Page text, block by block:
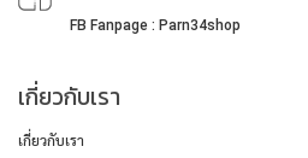
FB Fanpage : Parn34shop
เกี่ยวกับเรา
เกี่ยวกับเรา